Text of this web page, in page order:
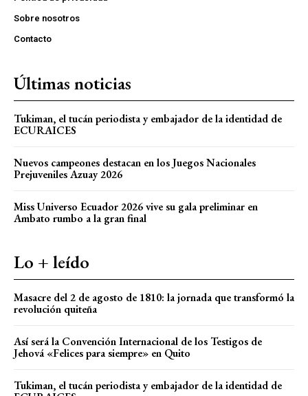
Sobre nosotros
Contacto
Últimas noticias
Tukiman, el tucán periodista y embajador de la identidad de
ECURAICES
Nuevos campeones destacan en los Juegos Nacionales
Prejuveniles Azuay 2026
Miss Universo Ecuador 2026 vive su gala preliminar en
Ambato rumbo a la gran final
Lo + leído
Masacre del 2 de agosto de 1810: la jornada que transformó la
revolución quiteña
Así será la Convención Internacional de los Testigos de
Jehová «Felices para siempre» en Quito
Tukiman, el tucán periodista y embajador de la identidad de